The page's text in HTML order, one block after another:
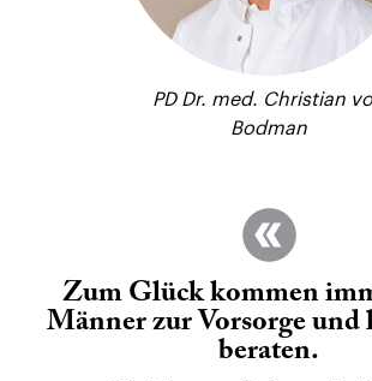
PD Dr. med. Christian
Bodman
Zum Glück kommen
Männer zur Vorsorge und
beraten.